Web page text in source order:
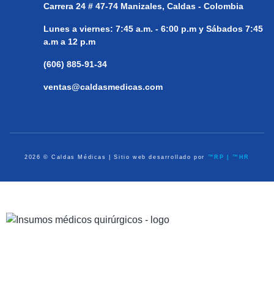
Carrera 24 # 47-74 Manizales, Caldas - Colombia
Lunes a viernes: 7:45 a.m. - 6:00 p.m y Sábados 7:45
a.m a 12 p.m
(606) 885-91-34
ventas@caldasmedicas.com
2026 © Caldas Médicas | Sitio web desarrollado por ™RP | ™HR